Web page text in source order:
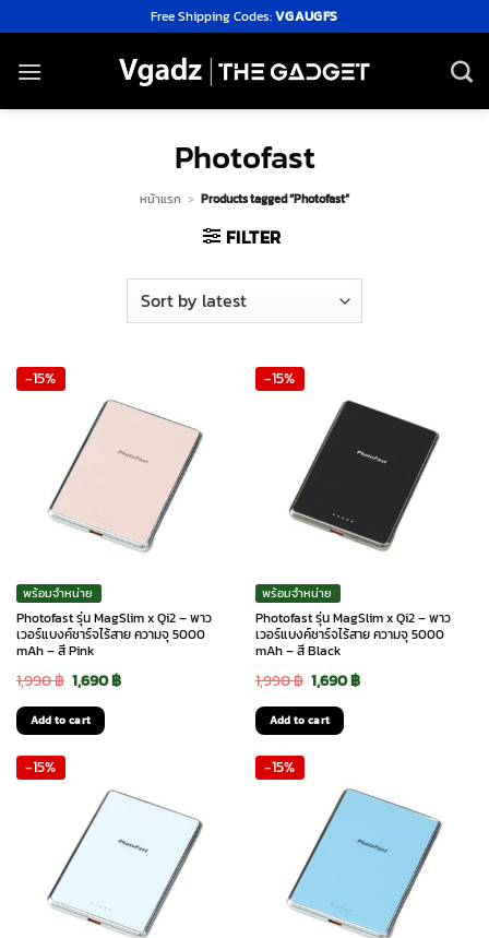
to
content
Free Shipping Codes:VGAUGFS
Photofast
หน้าแรก > Products tagged “Photofast”
FILTER
-15%
พร้อมจำหน่าย
Photofast รุ่น MagSlim x Qi2 – พาว
เวอร์แบงค์ชาร์จไร้สาย ความจุ 5000
mAh – สี Pink
1,990฿ Original
price
was:
1,690฿Current
Add to cart
-15%
พร้อมจำหน่าย
Photofast รุ่น MagSlim x Qi2 – พาว
เวอร์แบงค์ชาร์จไร้สาย ความจุ 5000
mAh – สี Black
1,990฿ Original
price
was:
1,690฿Current
Add to cart
-15% -15%